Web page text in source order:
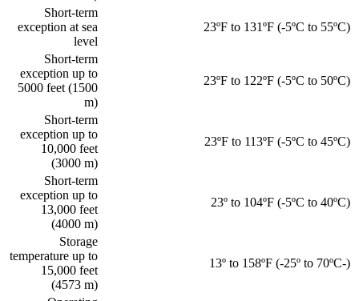
23ºF to 131ºF (-5ºC to 55ºC)
Short-term
exception at sea
level
23ºF to 122ºF (-5ºC to 50ºC)
Short-term
exception up to
5000 feet (1500
m)
23ºF to 113ºF (-5ºC to 45ºC)
Short-term
exception up to
10,000 feet
(3000 m)
23º to 104ºF (-5ºC to 40ºC)
Short-term
exception up to
13,000 feet
(4000 m)
13º to 158ºF (-25º to 70ºC-)
Storage
temperature up to
15,000 feet
(4573 m)